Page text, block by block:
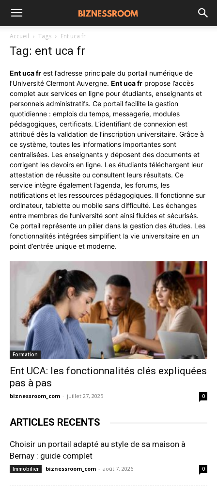
Accueil Tags Ent uca fr
Tag: ent uca fr
Ent uca fr est l’adresse principale du portail numérique de
l’Université Clermont Auvergne. Ent uca fr propose l’accès
complet aux services en ligne pour étudiants, enseignants et
personnels administratifs. Ce portail facilite la gestion
quotidienne : emplois du temps, messagerie, modules
pédagogiques, certificats. L’identifiant de connexion est
attribué dès la validation de l’inscription universitaire. Grâce à
ce système, toutes les informations importantes sont
centralisées. Les enseignants y déposent des documents et
corrigent les devoirs en ligne. Les étudiants téléchargent leur
attestation de réussite ou consultent leurs résultats. Ce
service intègre également l’agenda, les forums, les
notifications et les ressources pédagogiques. Il fonctionne sur
ordinateur, tablette ou mobile sans difficulté. Les échanges
entre membres de l’université sont ainsi fluides et sécurisés.
Ce portail représente un pilier dans la gestion des études. Les
fonctionnalités intégrées simplifient la vie universitaire en un
point d’entrée unique et moderne.
Formation
Ent UCA: les fonctionnalités clés expliquées
pas à pas
biznessroom_com - juillet 27, 2025 0
ARTICLES RECENTS
Choisir un portail adapté au style de sa maison à
Bernay : guide complet
Immobilier biznessroom_com - août 7, 2026 0